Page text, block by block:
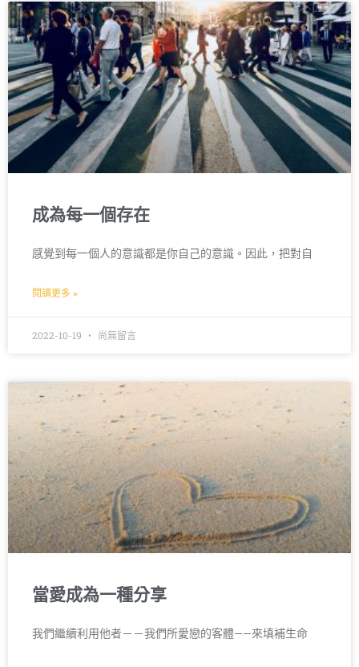
成為每一個存在
感覺到每一個人的意識都是你自己的意識。因此，把對自
閱讀更多 »
2022-10-19 尚無留言
當愛成為一種分享
我們繼續利用他者－－我們所愛戀的客體——來填補生命